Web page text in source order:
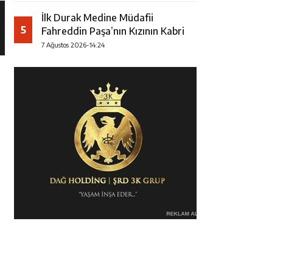
5
İlk Durak Medine Müdafii
Fahreddin Paşa’nın Kızının Kabri
7 Ağustos 2026-14:24